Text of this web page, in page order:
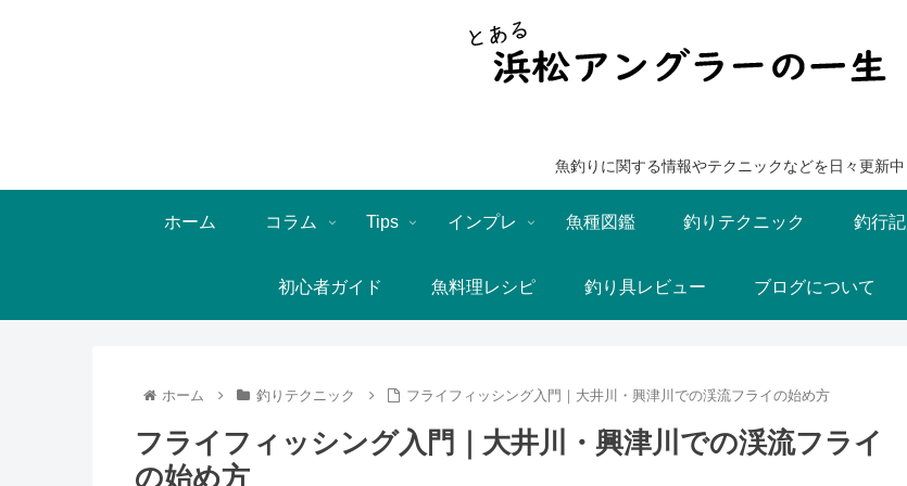
魚釣りに関する情報やテクニックなどを日々更新中
ホーム コラム Tips インプレ 魚種図鑑 釣りテクニック 釣行記
初心者ガイド 魚料理レシピ 釣り具レビュー ブログについて
ホーム 釣りテクニック フライフィッシング入門｜大井川・興津川での渓流フライの始め方
フライフィッシング入門｜大井川・興津川での渓流フライ
の始め方